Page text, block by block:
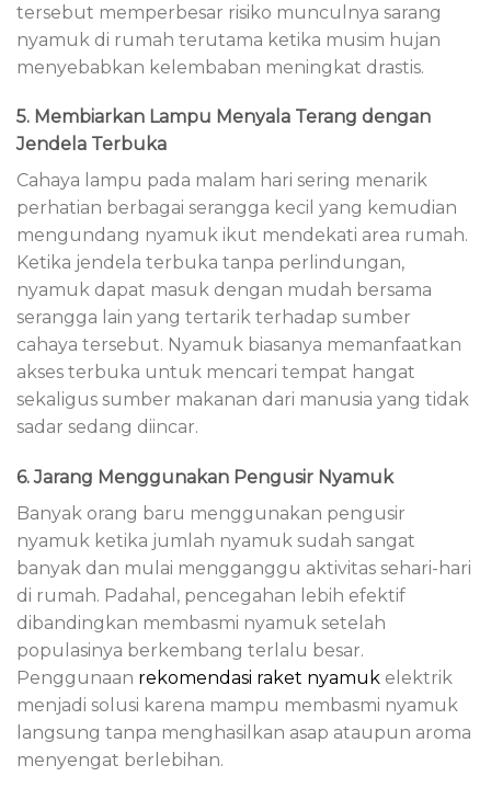
tersebut memperbesar risiko munculnya sarang
nyamuk di rumah terutama ketika musim hujan
menyebabkan kelembaban meningkat drastis.
5. Membiarkan Lampu Menyala Terang dengan
Jendela Terbuka
Cahaya lampu pada malam hari sering menarik
perhatian berbagai serangga kecil yang kemudian
mengundang nyamuk ikut mendekati area rumah.
Ketika jendela terbuka tanpa perlindungan,
nyamuk dapat masuk dengan mudah bersama
serangga lain yang tertarik terhadap sumber
cahaya tersebut. Nyamuk biasanya memanfaatkan
akses terbuka untuk mencari tempat hangat
sekaligus sumber makanan dari manusia yang tidak
sadar sedang diincar.
6. Jarang Menggunakan Pengusir Nyamuk
Banyak orang baru menggunakan pengusir
nyamuk ketika jumlah nyamuk sudah sangat
banyak dan mulai mengganggu aktivitas sehari-hari
di rumah. Padahal, pencegahan lebih efektif
dibandingkan membasmi nyamuk setelah
populasinya berkembang terlalu besar.
Penggunaan rekomendasi raket nyamuk elektrik
menjadi solusi karena mampu membasmi nyamuk
langsung tanpa menghasilkan asap ataupun aroma
menyengat berlebihan.